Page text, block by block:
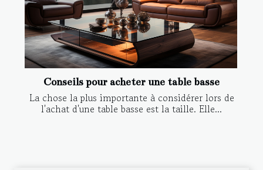
Conseils pour acheter une table basse
La chose la plus importante à considérer lors de
l'achat d'une table basse est la taille. Elle...